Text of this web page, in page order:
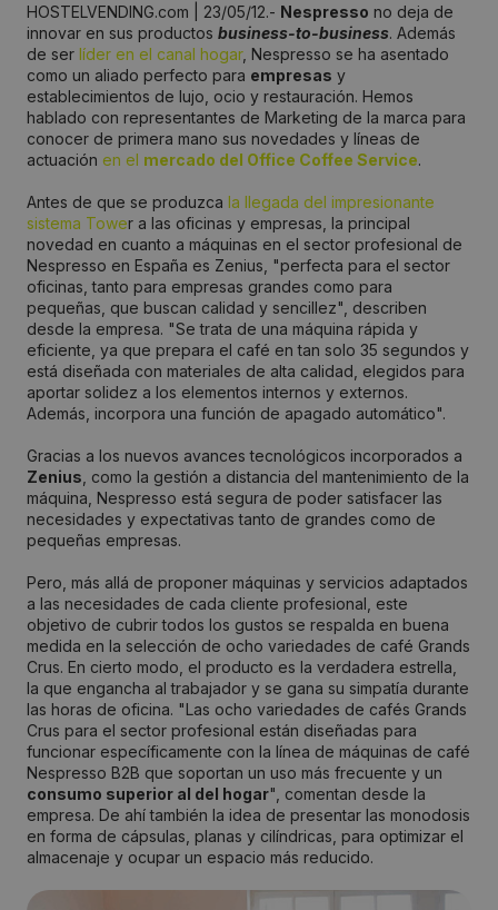
HOSTELVENDING.com | 23/05/12.- Nespresso no deja de
innovar en sus productos business-to-business. Además
de ser líder en el canal hogar, Nespresso se ha asentado
como un aliado perfecto para empresas y
establecimientos de lujo, ocio y restauración. Hemos
hablado con representantes de Marketing de la marca para
conocer de primera mano sus novedades y líneas de
actuación en el mercado del Office Coffee Service.
Antes de que se produzca la llegada del impresionante
sistema Tower a las oficinas y empresas, la principal
novedad en cuanto a máquinas en el sector profesional de
Nespresso en España es Zenius, "perfecta para el sector
oficinas, tanto para empresas grandes como para
pequeñas, que buscan calidad y sencillez", describen
desde la empresa. "Se trata de una máquina rápida y
eficiente, ya que prepara el café en tan solo 35 segundos y
está diseñada con materiales de alta calidad, elegidos para
aportar solidez a los elementos internos y externos.
Además, incorpora una función de apagado automático".
Gracias a los nuevos avances tecnológicos incorporados a
Zenius , como la gestión a distancia del mantenimiento de la
máquina, Nespresso está segura de poder satisfacer las
necesidades y expectativas tanto de grandes como de
pequeñas empresas.
Pero, más allá de proponer máquinas y servicios adaptados
a las necesidades de cada cliente profesional, este
objetivo de cubrir todos los gustos se respalda en buena
medida en la selección de ocho variedades de café Grands
Crus. En cierto modo, el producto es la verdadera estrella,
la que engancha al trabajador y se gana su simpatía durante
las horas de oficina. "Las ocho variedades de cafés Grands
Crus para el sector profesional están diseñadas para
funcionar específicamente con la línea de máquinas de café
Nespresso B2B que soportan un uso más frecuente y un
consumo superior al del hogar", comentan desde la
empresa. De ahí también la idea de presentar las monodosis
en forma de cápsulas, planas y cilíndricas, para optimizar el
almacenaje y ocupar un espacio más reducido.